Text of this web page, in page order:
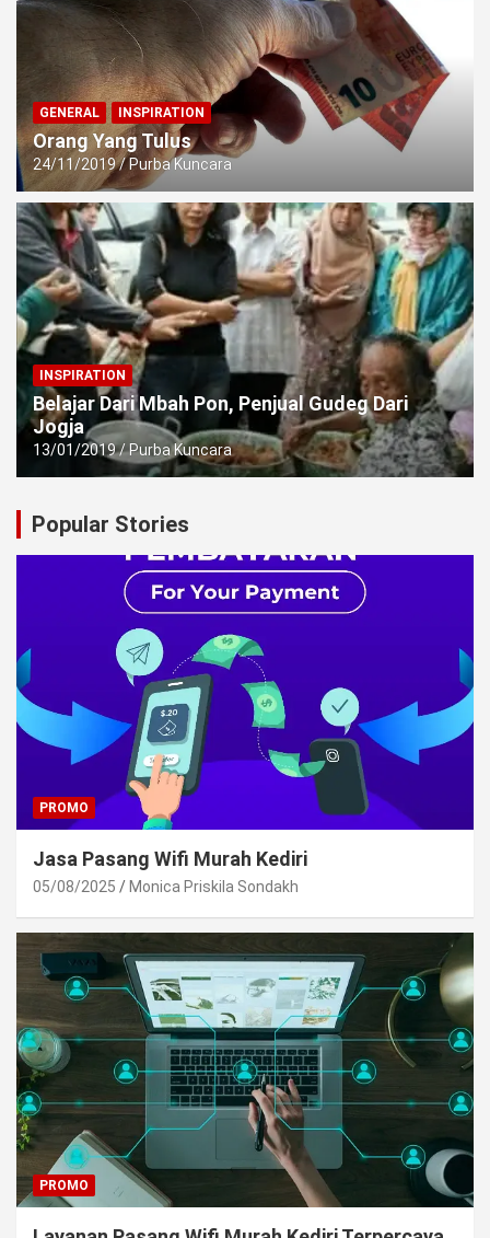
GENERAL INSPIRATION
Orang Yang Tulus
24/11/2019 Purba Kuncara
INSPIRATION
Belajar Dari Mbah Pon, Penjual Gudeg Dari
Jogja
13/01/2019 Purba Kuncara
Popular Stories
PROMO
Jasa Pasang Wifi Murah Kediri
05/08/2025 Monica Priskila Sondakh
PROMO